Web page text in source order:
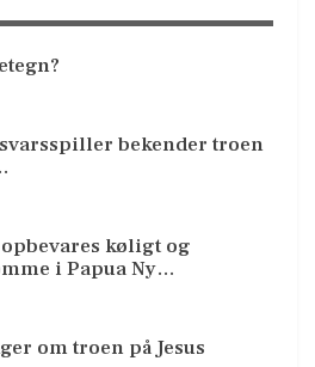
bekender troen
køligt og
i Papua Ny…
om troen på Jesus